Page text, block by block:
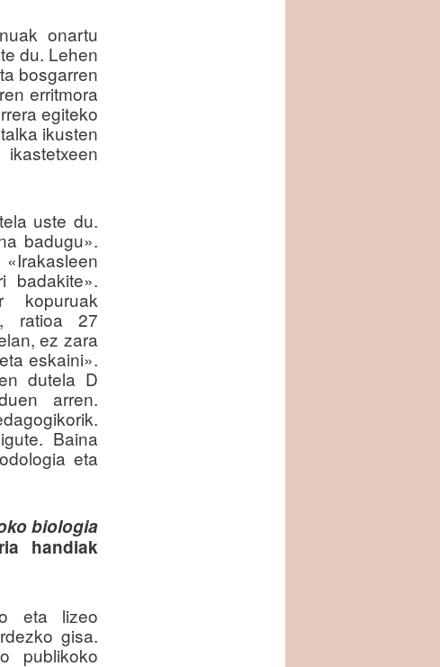
onartu
du. Lehen
bosgarren
erritmora
egiteko
ikusten
uste du.
badugu».
badakite».
kopuruak
ratioa 27
ez zara
eskaini».
dutela D
arren.
Baina
eta
biologia
handiak
eta lizeo
gisa.
publikoko